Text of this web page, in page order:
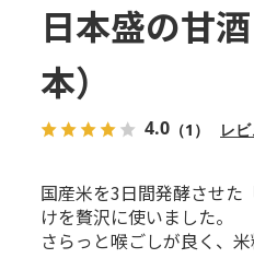
日本盛の甘
本）
4.0 （1） レ
国産米を3日間発酵させた
けを贅沢に使いました。
さらっと喉ごしが良く、